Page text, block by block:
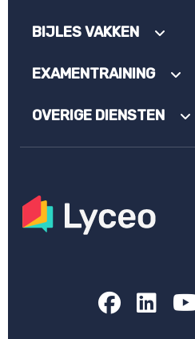
BIJLES VAKKEN
EXAMENTRAINING
OVERIGE DIENSTEN
Facebook